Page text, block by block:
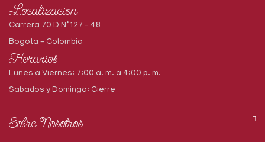
Localizacion
Carrera 70 D N° 127 – 48
Bogota – Colombia
Horarios
Lunes a Viernes: 7:00 a. m. a 4:00 p. m.
Sabados y Domingo: Cierre
Sobre Nosotros